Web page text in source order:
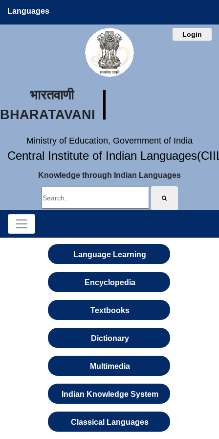
Languages
Login
भारतवाणी
BHARATAVANI
Ministry of Education, Government of India
Central Institute of Indian
Knowledge through Indian Languages
Language Learning
Encyclopedia
Textbooks
Dictionary
Multimedia
Indian Knowledge System
Classical Languages